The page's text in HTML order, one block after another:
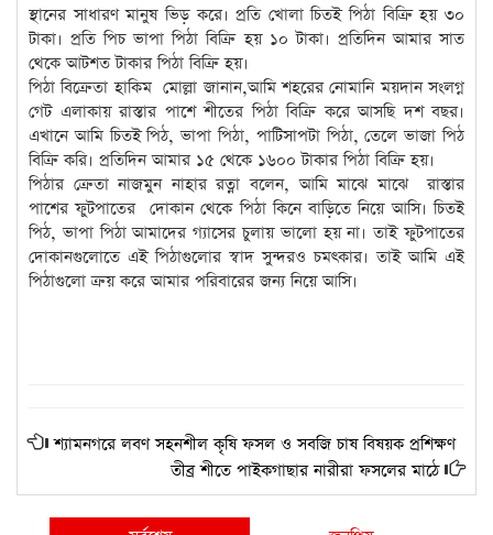
স্থানের সাধারণ মানুষ ভিড় করে। প্রতি খোলা চিতই পিঠা বিক্রি হয় ৩০
টাকা। প্রতি পিচ ভাপা পিঠা বিক্রি হয় ১০ টাকা। প্রতিদিন আমার সাত
থেকে আটশত টাকার পিঠা বিক্রি হয়।
পিঠা বিক্রেতা হাকিম মোল্লা জানান,আমি শহরের নোমানি ময়দান সংলগ্ন
গেট এলাকায় রাস্তার পাশে শীতের পিঠা বিক্রি করে আসছি দশ বছর।
এখানে আমি চিতই পিঠ, ভাপা পিঠা, পাটিসাপটা পিঠা, তেলে ভাজা পিঠ
বিক্রি করি। প্রতিদিন আমার ১৫ থেকে ১৬০০ টাকার পিঠা বিক্রি হয়।
পিঠার ক্রেতা নাজমুন নাহার রত্না বলেন, আমি মাঝে মাঝে রাস্তার
পাশের ফুটপাতের দোকান থেকে পিঠা কিনে বাড়িতে নিয়ে আসি। চিতই
পিঠ, ভাপা পিঠা আমাদের গ্যাসের চুলায় ভালো হয় না। তাই ফুটপাতের
দোকানগুলোতে এই পিঠাগুলোর স্বাদ সুন্দরও চমৎকার। তাই আমি এই
পিঠাগুলো ক্রয় করে আমার পরিবারের জন্য নিয়ে আসি।
শ্যামনগরে লবণ সহনশীল কৃষি ফসল ও সবজি চাষ বিষয়ক প্রশিক্ষণ
তীব্র শীতে পাইকগাছার নারীরা ফসলের মাঠে